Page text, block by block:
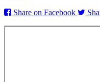
Share on Facebook